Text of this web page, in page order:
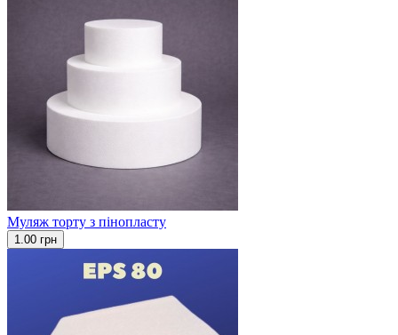
Муляж торту з пінопласту
1.00 грн